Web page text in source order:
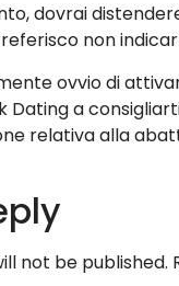
dovrai
non
ovvio di
Dating a
relativa alla
not be published.